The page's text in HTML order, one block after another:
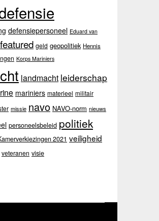
defensiepersoneel Eduard van
featured geld geopolitiek Hennis
Korps Mariniers
landmacht leiderschap
mariniers materieel militair
missie navo NAVO-norm nieuws
personeelsbeleid politiek
2021 veiligheid
veteranen visie